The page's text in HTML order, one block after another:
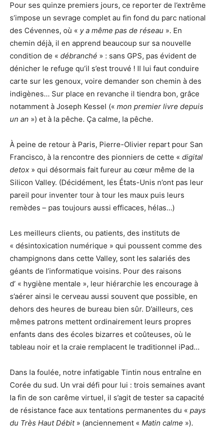
Pour ses quinze premiers jours, ce reporter de l’extrême
s’impose un sevrage complet au fin fond du parc national
des Cévennes, où « y a même pas de réseau ». En
chemin déjà, il en apprend beaucoup sur sa nouvelle
condition de « débranché » : sans GPS, pas évident de
dénicher le refuge qu’il s’est trouvé ! Il lui faut conduire
carte sur les genoux, voire demander son chemin à des
indigènes… Sur place en revanche il tiendra bon, grâce
notamment à Joseph Kessel (« mon premier livre depuis
un an ») et à la pêche. Ça calme, la pêche.
À peine de retour à Paris, Pierre-Olivier repart pour San
Francisco, à la rencontre des pionniers de cette « digital
detox » qui désormais fait fureur au cœur même de la
Silicon Valley. (Décidément, les États-Unis n’ont pas leur
pareil pour inventer tour à tour les maux puis leurs
remèdes – pas toujours aussi efficaces, hélas…)
Les meilleurs clients, ou patients, des instituts de
« désintoxication numérique » qui poussent comme des
champignons dans cette Valley, sont les salariés des
géants de l’informatique voisins. Pour des raisons
d’ « hygiène mentale », leur hiérarchie les encourage à
s’aérer ainsi le cerveau aussi souvent que possible, en
dehors des heures de bureau bien sûr. D’ailleurs, ces
mêmes patrons mettent ordinairement leurs propres
enfants dans des écoles bizarres et coûteuses, où le
tableau noir et la craie remplacent le traditionnel iPad…
Dans la foulée, notre infatigable Tintin nous entraîne en
Corée du sud. Un vrai défi pour lui : trois semaines avant
la fin de son carême virtuel, il s’agit de tester sa capacité
de résistance face aux tentations permanentes du « pays
du Très Haut Débit » (anciennement « Matin calme »).